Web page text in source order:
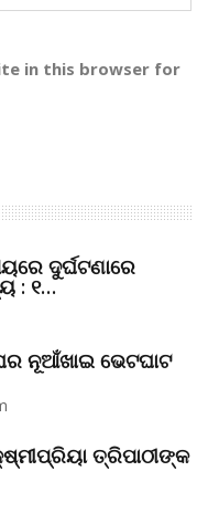
in this browser for
ଦୁର୍ଘଟଣାରେ
: ୧…
ନୂଆଁଖାଇ ଭେଟଘାଟ
ତ୍ରିପାଠୀଙ୍କ